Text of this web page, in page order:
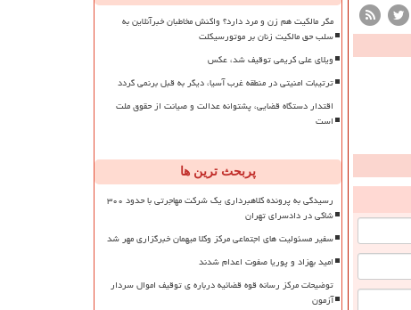
مگر مالکیت هم زن و مرد دارد؟ واکنش مخاطبان خبرآنلاین به
سلب حق مالکیت زنان بر موتورسیکلت
ویلای علی کریمی توقیف شد، عکس
ترتیبات امنیتی در منطقه غرب آسیا، دیگر به قبل برنمی گردد
اقتدار دستگاه قضایی، پشتوانه عدالت و صیانت از حقوق ملت
است
پربحث ترین ها
رسیدگی به پرونده کلاهبرداری یک شرکت مهاجرتی با حدود ۳۰۰
شاکی در دادسرای تهران
سفیر مسئولیت های اجتماعی مرکز وکلا میهمان خبرگزاری مهر شد
امید بهزاد و پوریا صفوت اعدام شدند
توضیحات مرکز رسانه قوه قضائیه درباره ی توقیف اموال سردار
آزمون